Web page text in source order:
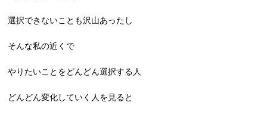
選択できないことも沢山あったし
そんな私の近くで
やりたいことをどんどん選択する人
どんどん変化していく人を見ると